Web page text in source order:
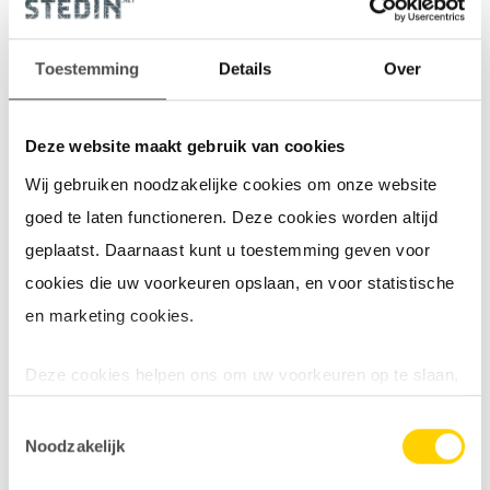
Toestemming Details Over
Deze website maakt gebruik van cookies
Wij gebruiken noodzakelijke cookies om onze website
goed te laten functioneren. Deze cookies worden altijd
geplaatst. Daarnaast kunt u toestemming geven voor
cookies die uw voorkeuren opslaan, en voor statistische
en marketing cookies.
Deze cookies helpen ons om uw voorkeuren op te slaan,
mogelijk te maken content via social media te delen of
Noodzakelijk
Drie tips om problemen te
beperken
met zonnepanelen
1. Gebruik uw eigen opgewekte stroom
2. Zijn uw zonnepanelen nog niet geplaatst?